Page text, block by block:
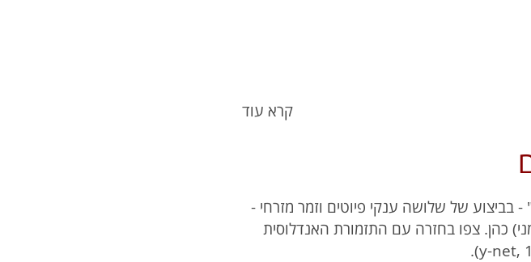
קרא עוד
- בביצוע של שלושה ענקי פיוטים וזמר מזרחי -
כהן. צפו בחזרה עם התזמורת האנדלוסית